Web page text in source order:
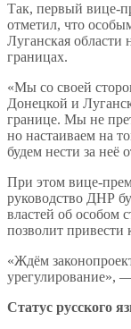
Так, первый вице-
отметил, что
Луганская
границах.
«Мы со своей
Донецкой и
границе. Мы не
но настаиваем на
будем нести за неё
При этом вице-
руководство ДНР
властей об особом
позволит
«Ждём
урегулирование»,
Статус русского